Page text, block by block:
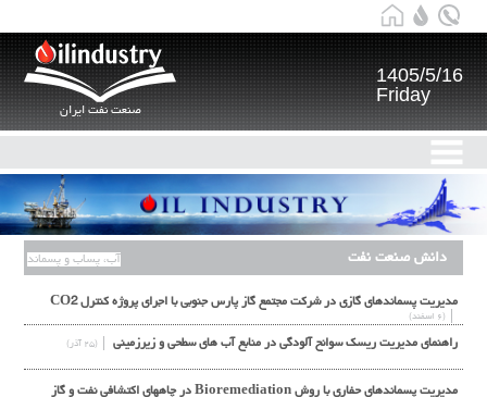
صنعت نفت ایران
1405/5/16
Friday
دانش صنعت نفت آب، پساب و پسماند
مديريت پسماندهاي گازي در شركت مجتمع گاز پارس جنوبي با اجراي پروژه كنترل CO2
(۶ اسفند)
راهنماي مديريت ريسك سوانح آلودگي در منابع آب هاي سطحي و زيرزميني (۲۵ آذر)
مدیریت پسماندهای حفاری با روش Bioremediation در چاههای اکتشافی نفت و گاز